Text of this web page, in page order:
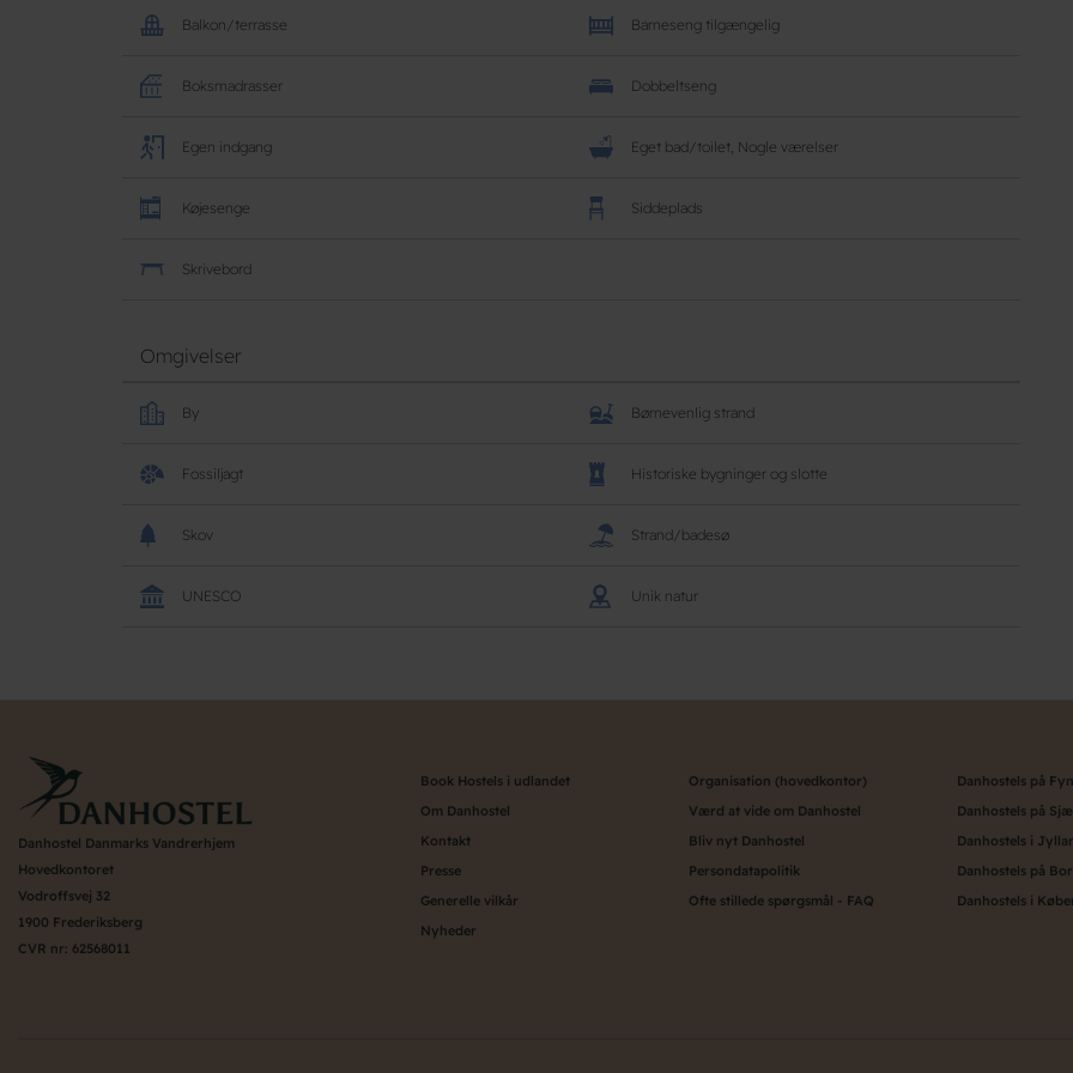
Balkon/terrasse Barneseng tilgængelig
Boksmadrasser Dobbeltseng
Egen indgang Eget bad/toilet, Nogle værelser
Køjesenge Siddeplads
Skrivebord
Omgivelser
By Børnevenlig strand
Fossiljagt Historiske bygninger og slotte
Skov Strand/badesø
UNESCO Unik natur
Danhostel Danmarks Vandrerhjem
Hovedkontoret
Vodroffsvej 32
1900 Frederiksberg
CVR nr: 62568011
Book Hostels i udlandet
Om Danhostel
Kontakt
Presse
Generelle vilkår
Nyheder
Organisation (hovedkontor)
Værd at vide om Danhostel
Bliv nyt Danhostel
Persondatapolitik
Ofte stillede spørgsmål - FAQ
Danhostels på Fyn
Danhostels på
Danhostels i
Danhostels på
Danhostels i